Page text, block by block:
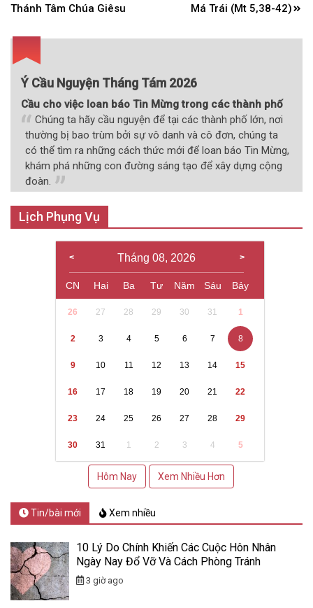
bài
Thánh Tâm Chúa Giêsu
Má Trái (Mt 5,38-42)
Ý Cầu Nguyện Tháng Tám 2026
Cầu cho việc loan báo Tin Mừng trong các thành phố
Chúng ta hãy cầu nguyện để tại các thành phố lớn, nơi
thường bị bao trùm bởi sự vô danh và cô đơn, chúng ta
có thể tìm ra những cách thức mới để loan báo Tin Mừng,
khám phá những con đường sáng tạo để xây dựng cộng
đoàn.
Lịch Phụng Vụ
Tháng 08, 2026
CN Hai Ba Tư Năm Sáu Bảy
26 27 28 29 30 31 1
2 3 4 5 6 7 8
9 10 11 12 13 14 15
16 17 18 19 20 21 22
23 24 25 26 27 28 29
30 31 1 2 3 4 5
Hôm Nay Xem Nhiều Hơn
Tin/bài mới Xem nhiều
10 Lý Do Chính Khiến Các Cuộc Hôn Nhân
Ngày Nay Đổ Vỡ Và Cách Phòng Tránh
3 giờ ago